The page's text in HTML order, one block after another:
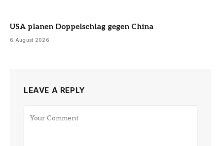
USA planen Doppelschlag gegen China
6 August 2026
LEAVE A REPLY